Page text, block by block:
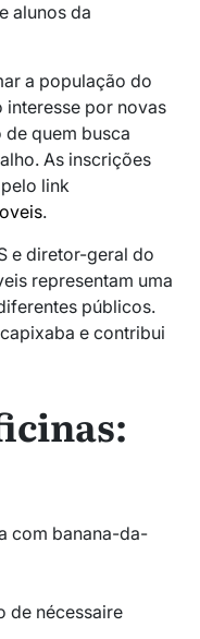
alunos da
a população do
por novas
quem busca
As inscrições
link
.
e diretor-geral do
representam uma
públicos.
e contribui
:
com banana-da-
de nécessaire